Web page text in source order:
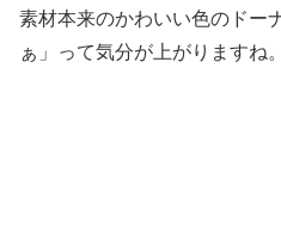
素材本来のかわいい色のドー
ぁ」って気分が上がりますね。